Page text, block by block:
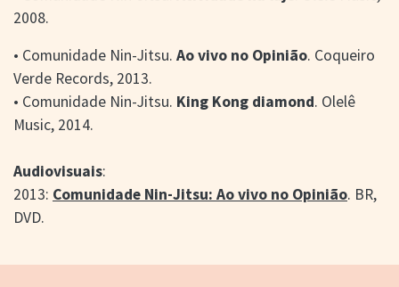
2008.
• Comunidade Nin-Jitsu. Ao vivo no Opinião. Coqueiro
Verde Records, 2013.
• Comunidade Nin-Jitsu. King Kong diamond. Olelê
Music, 2014.
Audiovisuais:
2013: Comunidade Nin-Jitsu: Ao vivo no Opinião. BR,
DVD.